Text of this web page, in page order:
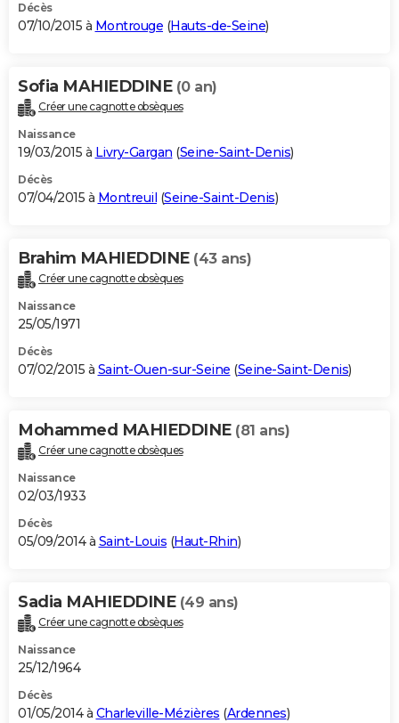
Décès
07/10/2015 à Montrouge (Hauts-de-Seine)
Sofia MAHIEDDINE (0 an)
Créer une cagnotte obsèques
Naissance
19/03/2015 à Livry-Gargan (Seine-Saint-Denis)
Décès
07/04/2015 à Montreuil (Seine-Saint-Denis)
Brahim MAHIEDDINE (43 ans)
Créer une cagnotte obsèques
Naissance
25/05/1971
Décès
07/02/2015 à Saint-Ouen-sur-Seine (Seine-Saint-Denis)
Mohammed MAHIEDDINE (81 ans)
Créer une cagnotte obsèques
Naissance
02/03/1933
Décès
05/09/2014 à Saint-Louis (Haut-Rhin)
Sadia MAHIEDDINE (49 ans)
Créer une cagnotte obsèques
Naissance
25/12/1964
Décès
01/05/2014 à Charleville-Mézières (Ardennes)